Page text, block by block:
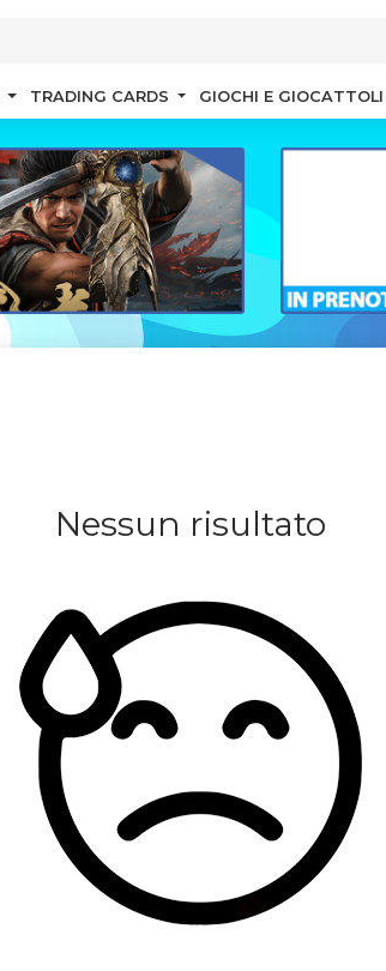
TRADING CARDS GIOCHI E GIOCATTOLI
Nessun risultato